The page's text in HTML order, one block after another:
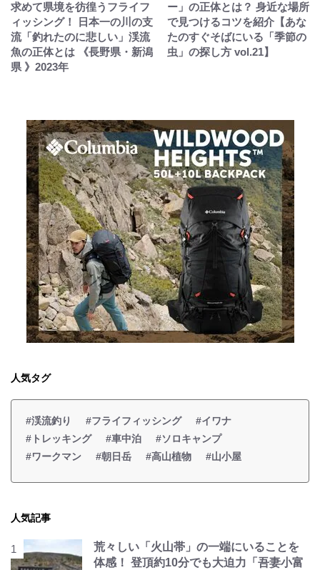
求めて県境を彷徨うフライフ
ィッシング！ 日本一の川の支
流「釣れたのに悲しい」渓流
魚の正体とは 《長野県・新潟
県 》2023年
ー」の正体とは？ 身近な場所
で見つけるコツを紹介【あな
たのすぐそばにいる「季節の
虫」の探し方 vol.21】
人気タグ
#渓流釣り #フライフィッシング
#イワナ
#トレッキング
#車中泊
#ソロキャンプ
#ワークマン
#朝日岳 #高山植物 #山小屋
人気記事
荒々しい「火山帯」の一端にいることを
体感！ 登頂約10分でも大迫力「吾妻小富